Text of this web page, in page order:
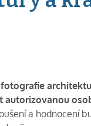
a hodnocení